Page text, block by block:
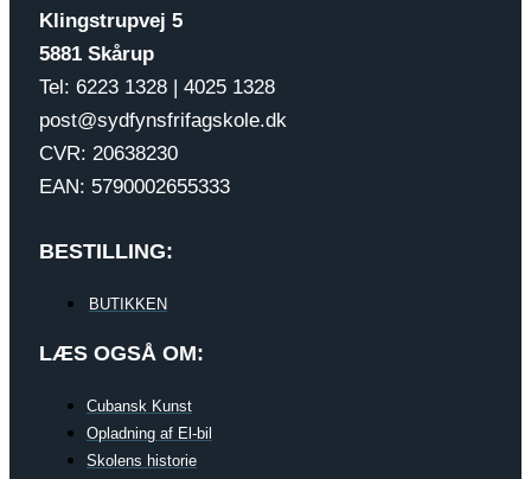
Klingstrupvej 5
5881 Skårup
Tel: 6223 1328 | 4025 1328
post@sydfynsfrifagskole.dk
CVR: 20638230
EAN: 5790002655333
BESTILLING:
BUTIKKEN
LÆS OGSÅ OM:
Cubansk Kunst
Opladning af El-bil
Skolens historie